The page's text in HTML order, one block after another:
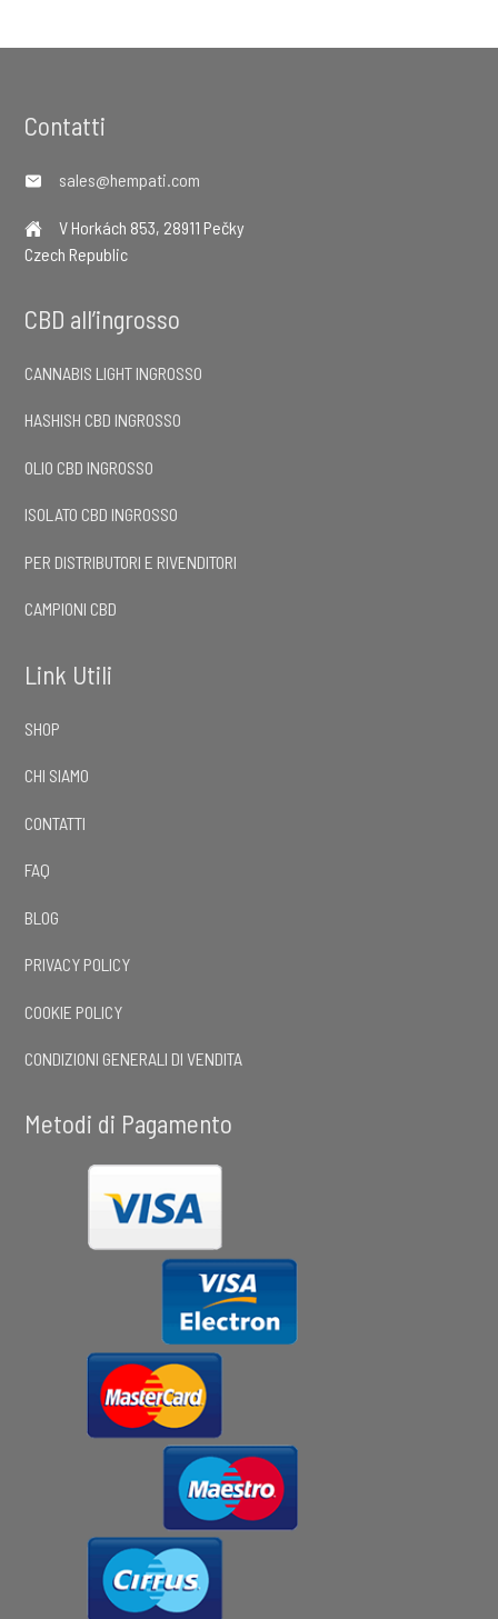
Footer
Contatti
sales@hempati.com
V Horkách 853, 28911 Pečky
Czech Republic
CBD all’ingrosso
CANNABIS LIGHT INGROSSO
HASHISH CBD INGROSSO
OLIO CBD INGROSSO
ISOLATO CBD INGROSSO
PER DISTRIBUTORI E RIVENDITORI
CAMPIONI CBD
Link Utili
SHOP
CHI SIAMO
CONTATTI
FAQ
BLOG
PRIVACY POLICY
COOKIE POLICY
CONDIZIONI GENERALI DI VENDITA
Metodi di Pagamento